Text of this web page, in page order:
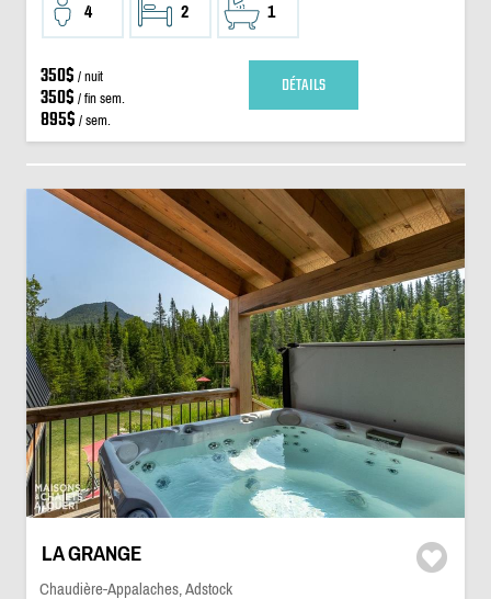
4 2 1
350$ / nuit
350$ / fin sem.
895$ / sem.
DÉTAILS
LA GRANGE
Chaudière-Appalaches, Adstock